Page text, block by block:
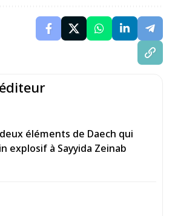
éléments de Daech qui
explosif à Sayyida Zeinab